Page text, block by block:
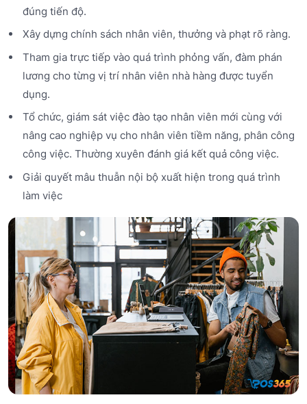
đúng tiến độ.
Xây dựng chính sách nhân viên, thưởng và phạt rõ ràng.
Tham gia trực tiếp vào quá trình phỏng vấn, đàm phán
lương cho từng vị trí nhân viên nhà hàng được tuyển
dụng.
Tổ chức, giám sát việc đào tạo nhân viên mới cùng với
nâng cao nghiệp vụ cho nhân viên tiềm năng, phân công
công việc. Thường xuyên đánh giá kết quả công việc.
Giải quyết mâu thuẫn nội bộ xuất hiện trong quá trình
làm việc